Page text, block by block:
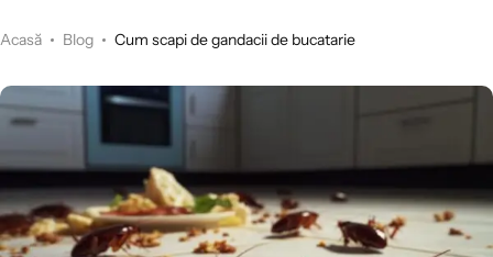
Acasă Blog Cum scapi de gandacii de bucatarie